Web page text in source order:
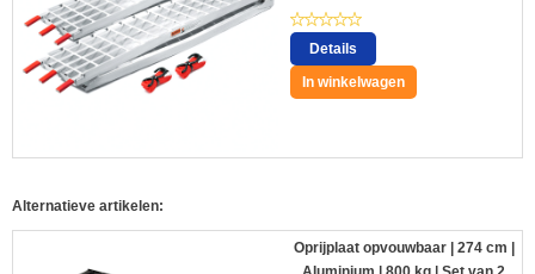
Details
In winkelwagen
Alternatieve artikelen:
Oprijplaat opvouwbaar | 274 cm |